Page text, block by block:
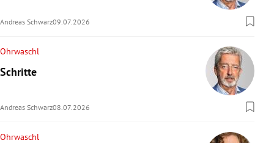
Andreas Schwarz09.07.2026
Ohrwaschl
Schritte
Andreas Schwarz08.07.2026
Ohrwaschl